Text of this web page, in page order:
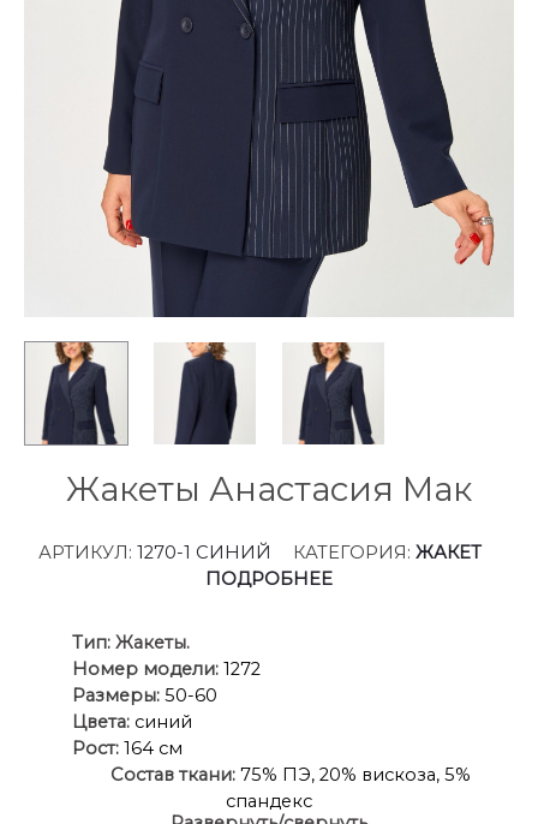
Жакеты Анастасия Мак
АРТИКУЛ: 1270-1 СИНИЙ КАТЕГОРИЯ: ЖАКЕТ
ПОДРОБНЕЕ
Тип: Жакеты.
Номер модели: 1272
Размеры: 50-60
Цвета: синий
Рост: 164 см
Состав ткани: 75% ПЭ, 20% вискоза, 5%
спандекс